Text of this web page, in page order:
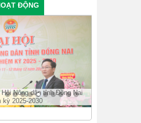
ĐỘNG
Nông dân tỉnh Đồng Nai
2025-2030